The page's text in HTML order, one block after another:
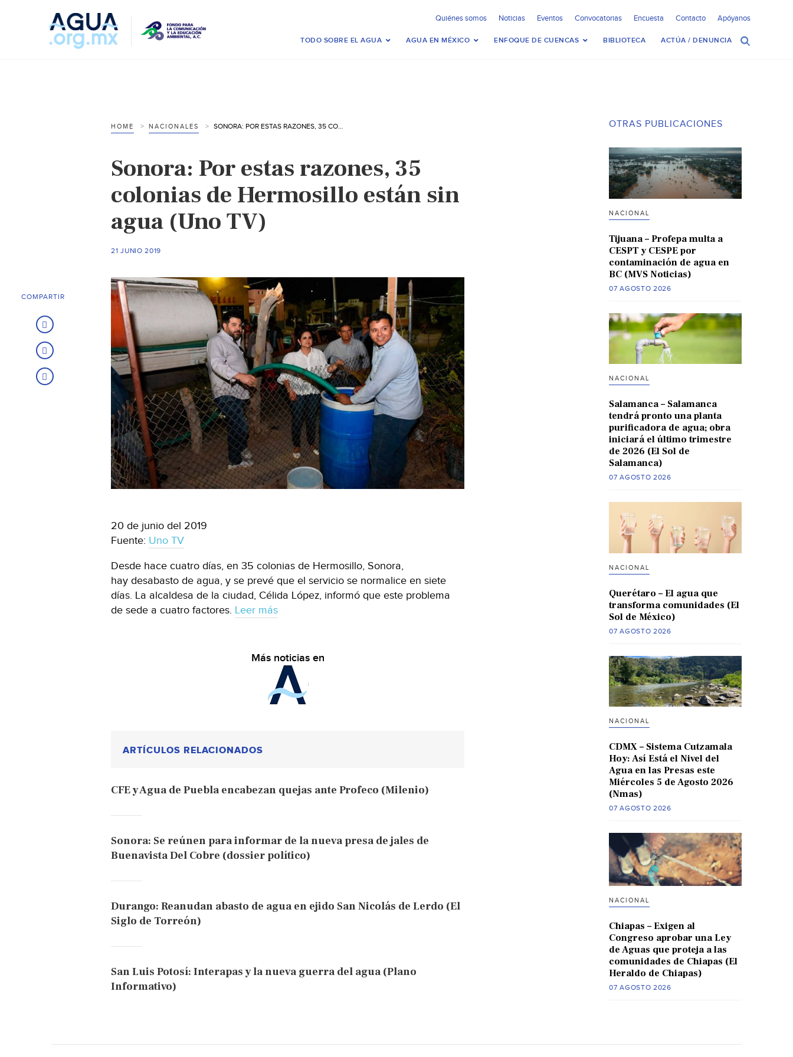
Quiénes somos Noticias Eventos Convocatorias Encuesta Contacto Apóyanos
TODO SOBRE EL AGUA AGUA EN MÉXICO ENFOQUE DE CUENCAS BIBLIOTECA ACTÚA / DENUNCIA
HOME NACIONALES SONORA: POR ESTAS RAZONES, 35 COLONIAS DE HERMOSILLO ESTÁN SIN AGUA (UNO TV)
Sonora: Por estas razones, 35
colonias de Hermosillo están sin
agua (Uno TV)
21 JUNIO 2019
20 de junio del 2019
Fuente: Uno TV
Desde hace cuatro días, en 35 colonias de Hermosillo, Sonora,
hay desabasto de agua, y se prevé que el servicio se normalice en siete
días. La alcaldesa de la ciudad, Célida López, informó que este problema
de sede a cuatro factores. Leer más
Más noticias en
ARTÍCULOS RELACIONADOS
CFE y Agua de Puebla encabezan quejas ante Profeco (Milenio)
Sonora: Se reúnen para informar de la nueva presa de jales de
Buenavista Del Cobre (dossier político)
Durango: Reanudan abasto de agua en ejido San Nicolás de Lerdo (El
Siglo de Torreón)
San Luis Potosí: Interapas y la nueva guerra del agua (Plano
Informativo)
COMPARTIR
OTRAS PUBLICACIONES
NACIONAL
Tijuana – Profepa multa a
CESPT y CESPE por
contaminación de agua en
BC (MVS Noticias)
07 AGOSTO 2026
NACIONAL
Salamanca – Salamanca
tendrá pronto una planta
purificadora de agua; obra
iniciará el último trimestre
de 2026 (El Sol de
Salamanca)
07 AGOSTO 2026
NACIONAL
Querétaro – El agua que
transforma comunidades (El
Sol de México)
07 AGOSTO 2026
NACIONAL
CDMX – Sistema Cutzamala
Hoy: Así Está el Nivel del
Agua en las Presas este
Miércoles 5 de Agosto 2026
(Nmas)
07 AGOSTO 2026
NACIONAL
Chiapas – Exigen al
Congreso aprobar una Ley
de Aguas que proteja a las
comunidades de Chiapas (El
Heraldo de Chiapas)
07 AGOSTO 2026